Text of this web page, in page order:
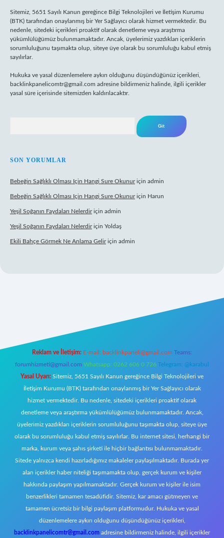
Sitemiz, 5651 Sayılı Kanun gereğince Bilgi Teknolojileri ve İletişim Kurumu
(BTK) tarafından onaylanmış bir Yer Sağlayıcı olarak hizmet vermektedir. Bu
nedenle, sitedeki içerikleri proaktif olarak denetleme veya araştırma
yükümlülüğümüz bulunmamaktadır. Ancak, üyelerimiz yazdıkları içeriklerin
sorumluluğunu taşımakta olup, siteye üye olarak bu sorumluluğu kabul etmiş
sayılırlar.
Hukuka ve yasal düzenlemelere aykırı olduğunu düşündüğünüz içerikleri,
backlinkpanelicomtr@gmail.com adresine bildirmeniz halinde, ilgili içerikler
yasal süre içerisinde sitemizden kaldırılacaktır.
SON YORUMLAR
Bebeğin Sağlıklı Olması Için Hangi Sure Okunuriçin admin
Bebeğin Sağlıklı Olması Için Hangi Sure Okunuriçin Harun
Yeşil Soğanın Faydaları Nelerdiriçin admin
Yeşil Soğanın Faydaları Nelerdiriçin Yoldaş
Ekili Bahçe Görmek Ne Anlama Geliriçin admin
Reklam ve İletişim: E-mail: backlinkpaneli@gmail.com Teams:
forumhizmeti@gmail.com Whatsapp: 0262 606 0 726 Telegram: @karabul
Yasal Uyarı: Sitemiz, 5651 Sayılı Kanun gereğince Bilgi Teknolojileri ve
İletişim Kurumu (BTK) tarafından onaylanmış bir Yer Sağlayıcı olarak
hizmet vermektedir. Bu nedenle, sitedeki içerikleri proaktif olarak
denetleme veya araştırma yükümlülüğümüz bulunmamaktadır. Ancak,
üyelerimiz yazdıkları içeriklerin sorumluluğunu taşımakta olup, siteye üye
olarak bu sorumluluğu kabul etmiş sayılırlar. Bu internet sitesi, herhangi bir
marka, kurum veya şahıs şirketi ile hiçbir bağlantısı bulunmamaktadır.
Sitede yalnızca kendi hazırladığımız makaleler paylaşılmaktadır. Burada yer
alan içerikler haber niteliği taşımamakta olup, gerçek kurum ve kişiler
hakkında paylaşım yapılmamaktadır. Gerçek kurum ve kişiler ile isim
benzerlikleri tamamen tesadüfidir. Sitemiz, kar amacı gütmeyen ve
tamamen ücretsiz bir bilgi paylaşım platformudur. Hukuka ve yasal
düzenlemelere aykırı olduğunu düşündüğünüz içerikleri,
backlinkpanelicomtr@gmail.com adresine bildirmeniz halinde, ilgili içerikler